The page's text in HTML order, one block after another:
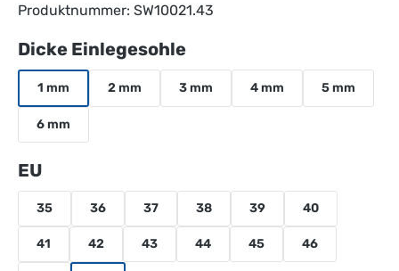
Produktnummer: SW10021.43
Dicke Einlegesohleauswählen
1 mm 2 mm 3 mm 4 mm 5 mm
6 mm
EU
35 36 37 38 39 40
41 42 43 44 45 46